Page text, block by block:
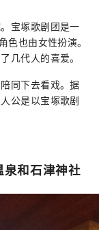
宝塚歌剧团是一
也由女性扮演。
几代人的喜爱。
同下去看戏。据
公是以宝塚歌剧
泉和石津神社